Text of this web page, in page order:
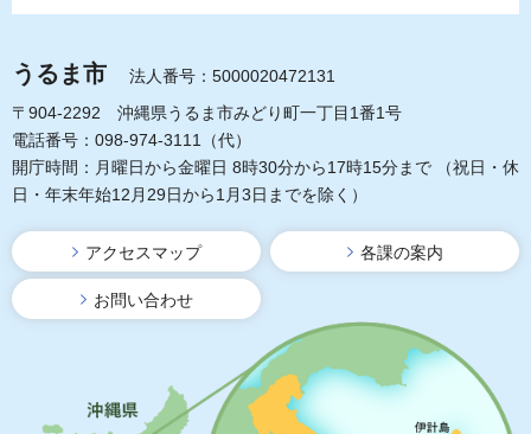
うるま市
法人番号：5000020472131
〒904-2292 沖縄県うるま市みどり町一丁目1番1号
電話番号：098-974-3111（代）
開庁時間：月曜日から金曜日 8時30分から17時15分まで
（祝日・休
日・年末年始12月29日から1月3日までを除く）
アクセスマップ 各課の案内
お問い合わせ